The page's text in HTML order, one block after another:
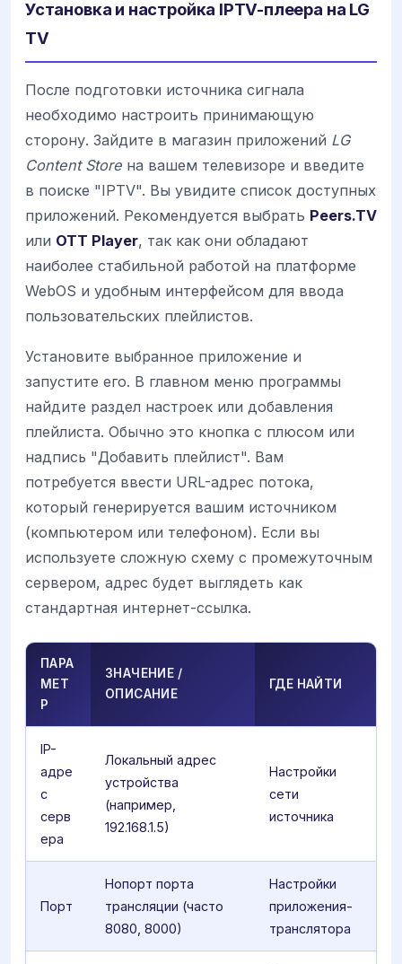
Установка и настройка IPTV-плеера на LG
TV
После подготовки источника сигнала
необходимо настроить принимающую
сторону. Зайдите в магазин приложений LG
Content Store на вашем телевизоре и введите
в поиске "IPTV". Вы увидите список доступных
приложений. Рекомендуется выбрать Peers.TV
или OTT Player, так как они обладают
наиболее стабильной работой на платформе
WebOS и удобным интерфейсом для ввода
пользовательских плейлистов.
Установите выбранное приложение и
запустите его. В главном меню программы
найдите раздел настроек или добавления
плейлиста. Обычно это кнопка с плюсом или
надпись "Добавить плейлист". Вам
потребуется ввести URL-адрес потока,
который генерируется вашим источником
(компьютером или телефоном). Если вы
используете сложную схему с промежуточным
сервером, адрес будет выглядеть как
стандартная интернет-ссылка.
ПАРА
МЕТ
Р
ЗНАЧЕНИЕ /
ОПИСАНИЕ
ГДЕ НАЙТИ
IP-
адре
с
серв
ера
Локальный адрес
устройства
(например,
192.168.1.5)
Настройки
сети
источника
Порт
Нопорт порта
трансляции (часто
8080, 8000)
Настройки
приложения-
транслятора